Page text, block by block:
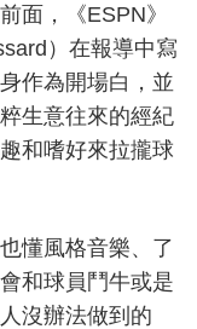
面，《ESPN》
）在報導中寫
作為開場白，並
生意往來的經紀
和嗜好來拉攏球
懂風格音樂、了
和球員鬥牛或是
沒辦法做到的